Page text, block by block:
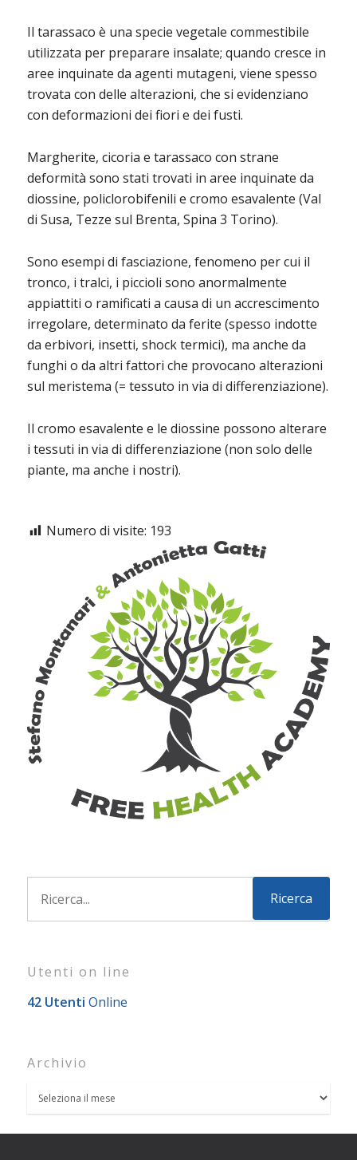
Il tarassaco è una specie vegetale commestibile
utilizzata per preparare insalate; quando cresce in
aree inquinate da agenti mutageni, viene spesso
trovata con delle alterazioni, che si evidenziano
con deformazioni dei fiori e dei fusti.
Margherite, cicoria e tarassaco con strane
deformità sono stati trovati in aree inquinate da
diossine, policlorobifenili e cromo esavalente (Val
di Susa, Tezze sul Brenta, Spina 3 Torino).
Sono esempi di fasciazione, fenomeno per cui il
tronco, i tralci, i piccioli sono anormalmente
appiattiti o ramificati a causa di un accrescimento
irregolare, determinato da ferite (spesso indotte
da erbivori, insetti, shock termici), ma anche da
funghi o da altri fattori che provocano alterazioni
sul meristema (= tessuto in via di differenziazione).
Il cromo esavalente e le diossine possono alterare
i tessuti in via di differenziazione (non solo delle
piante, ma anche i nostri).
Numero di visite: 193
Utenti on line
42 Utenti Online
Archivio